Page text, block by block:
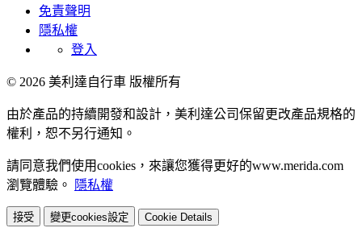
免責聲明
隱私權
登入
© 2026 美利達自行車 版權所有
由於產品的持續開發和設計，美利達公司保留更改產品規格的
權利，恕不另行通知。
請同意我們使用cookies，來讓您獲得更好的www.merida.com
瀏覽體驗。
隱私權
接受 變更cookies設定 Cookie Details